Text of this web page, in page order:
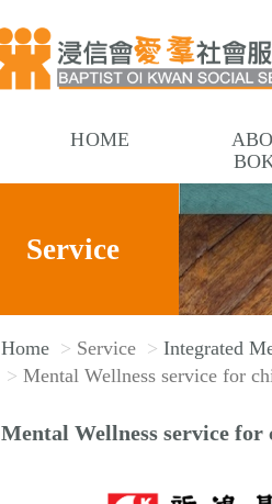
HOME
Service
Home Service Integrated
Mental Wellness service for
Mental Wellness service for